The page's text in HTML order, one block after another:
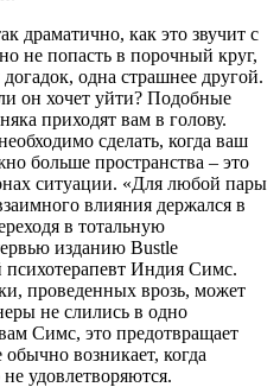
драматично, как это звучит с
не попасть в порочный круг,
одна страшнее другой.
он хочет уйти? Подобные
приходят вам в голову.
сделать, когда ваш
больше пространства – это
ситуации. «Для любой пары
влияния держался в
в тотальную
изданию Bustle
Индия Симс.
проведенных врозь, может
не слились в одно
Симс, это предотвращает
возникает, когда
удовлетворяются.